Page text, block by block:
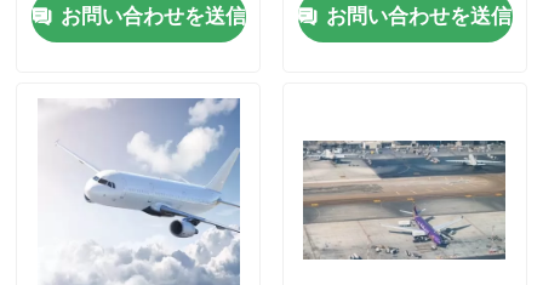
家へ
製品
ビデオ
わたしたち に つい て
お問い合わせを送信 お問い合わせを送信